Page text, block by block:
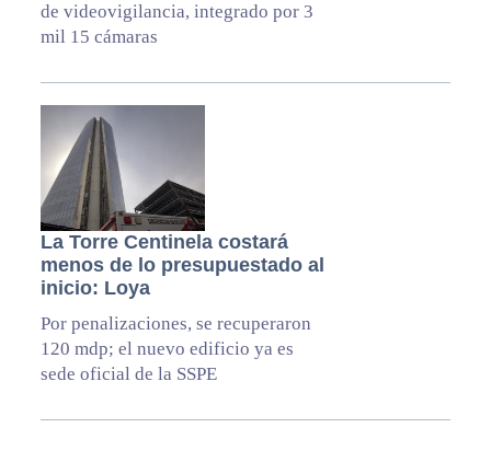
de videovigilancia, integrado por 3
mil 15 cámaras
La Torre Centinela costará
menos de lo presupuestado al
inicio: Loya
Por penalizaciones, se recuperaron
120 mdp; el nuevo edificio ya es
sede oficial de la SSPE